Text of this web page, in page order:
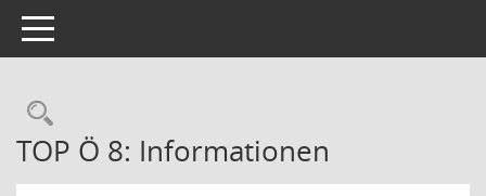
Toggle navigation
Rechercheauswahl
TOP Ö 8: Informationen